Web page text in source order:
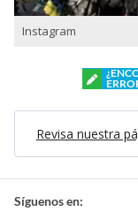
Instagram
Revisa nuestra
Síguenos en: